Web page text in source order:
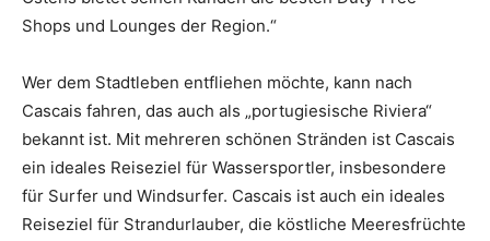
Shops und Lounges der Region.“
Wer dem Stadtleben entfliehen möchte, kann nach
Cascais fahren, das auch als „portugiesische Riviera“
bekannt ist. Mit mehreren schönen Stränden ist Cascais
ein ideales Reiseziel für Wassersportler, insbesondere
für Surfer und Windsurfer. Cascais ist auch ein ideales
Reiseziel für Strandurlauber, die köstliche Meeresfrüchte